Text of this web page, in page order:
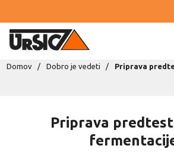
Domov Dobro je vedeti Priprava
Priprava